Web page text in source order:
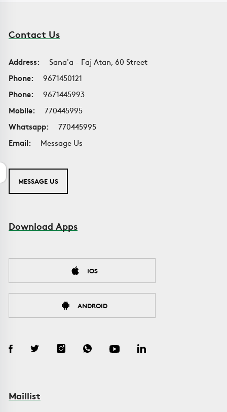
Contact Us
Address:
Sana'a - Faj Atan, 60 Street
Phone:
9671450121
Phone:
9671445993
Mobile:
770445995
Whatsapp:
770445995
Email:
Message Us
MESSAGE US
Download Apps
IOS
ANDROID
Maillist